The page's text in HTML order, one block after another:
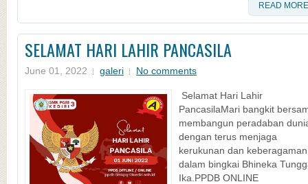
READ MORE
SELAMAT HARI LAHIR PANCASILA
June 01, 2022 galeri No comments
Selamat Hari Lahir
PancasilaMari bangkit
membangun peradaban
dengan terus menjaga
kerukunan dan keberagaman
dalam bingkai Bhineka
Ika.PPDB ONLINE